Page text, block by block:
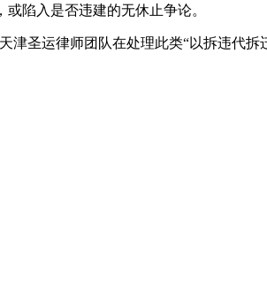
陷入是否违建的无休止争论。
圣运律师团队在处理此类“以拆违代